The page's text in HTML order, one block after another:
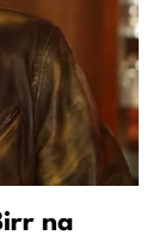
na